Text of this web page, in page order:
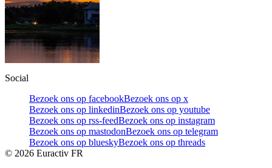
Social
Bezoek ons op facebookBezoek ons op x
Bezoek ons op linkedinBezoek ons op youtube
Bezoek ons op rss-feedBezoek ons op instagram
Bezoek ons op mastodonBezoek ons op telegram
Bezoek ons op blueskyBezoek ons op threads
© 2026 Euractiv FR